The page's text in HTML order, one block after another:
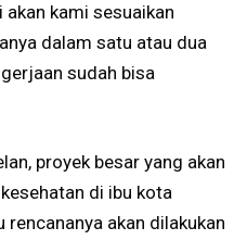
akan kami sesuaikan
dalam satu atau dua
sudah bisa
proyek besar yang akan
di ibu kota
akan dilakukan